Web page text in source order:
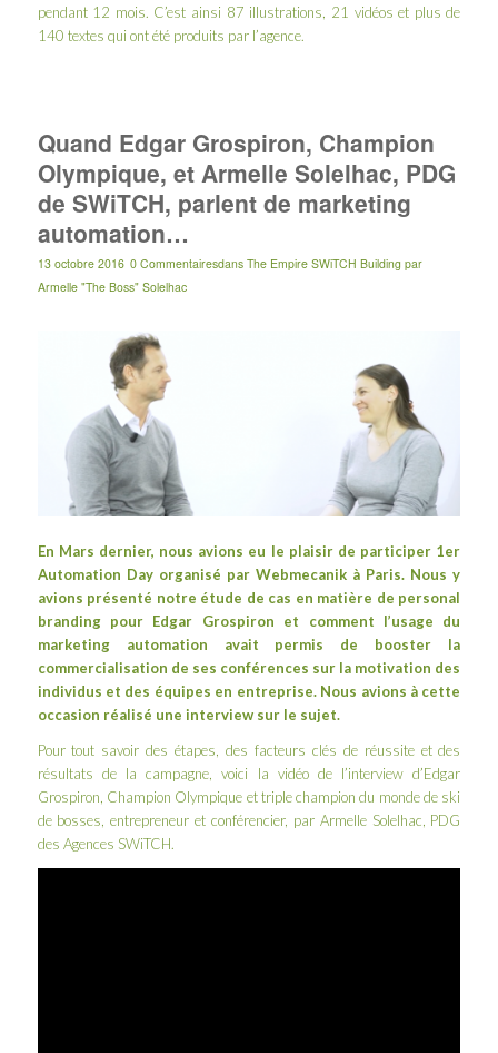
pendant 12 mois. C’est ainsi 87 illustrations, 21 vidéos et plus de
140 textes qui ont été produits par l’agence.
Quand Edgar Grospiron, Champion
Olympique, et Armelle Solelhac, PDG
de SWiTCH, parlent de marketing
automation…
13 octobre 2016 0 Commentairesdans The Empire SWiTCH Building par
Armelle "The Boss" Solelhac
En Mars dernier, nous avions eu le plaisir de participer 1er
Automation Dayorganisé parWebmecanik à Paris. Nous y
avions présenté notre étude de cas en matière de personal
branding pour Edgar Grospiron et comment l’usage du
marketing automation avait permis de booster la
commercialisation de ses conférences sur la motivation des
individus et des équipes en entreprise. Nous avions à cette
occasion réalisé une interview sur le sujet.
Pour tout savoir des étapes, des facteurs clés de réussite et des
résultats de la campagne, voici la vidéo de l’interview d’Edgar
Grospiron, Champion Olympique et triple champion du monde de ski
de bosses, entrepreneur et conférencier, par Armelle Solelhac, PDG
des Agences SWiTCH.